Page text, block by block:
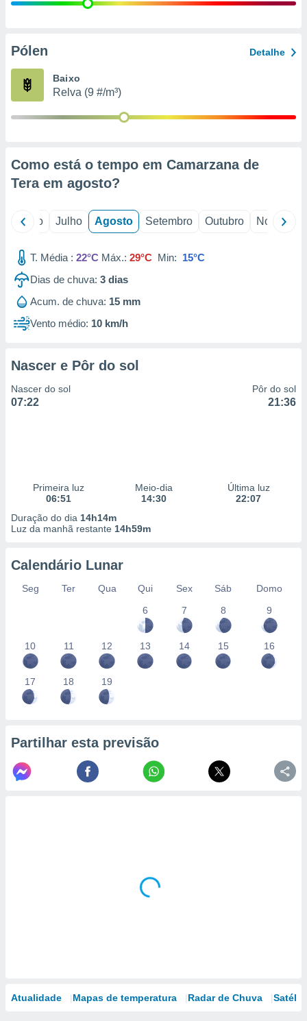
e
de
Pólen Detalhe
Baixo
Relva (9 #/m³)
Como está o tempo em Camarzana de
Tera em agosto?
Junho Julho Agosto Setembro Outubro Novembro
T. Média : 22°C Máx.: 29°C Min: 15°C
Dias de chuva: 3 dias
Acum. de chuva: 15 mm
Vento médio: 10 km/h
Nascer e Pôr do sol
Nascer do sol
07:22
Pôr do sol
21:36
Primeira luz
06:51
Meio-dia
14:30
Última luz
22:07
Duração do dia 14h14m
Luz da manhã restante 14h59m
Calendário Lunar
Seg Ter Qua Qui Sex Sáb
Domo
6
7 8 9
10 11 12 13 14 15 16
17 18 19
Partilhar esta previsão
Atualidade Mapas de temperatura Radar de Chuva